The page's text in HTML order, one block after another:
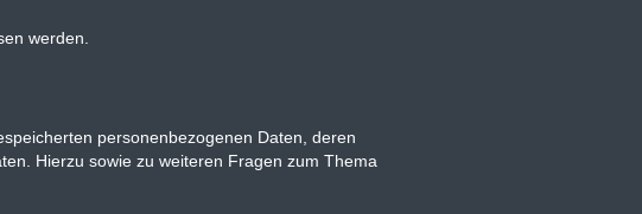
werden.
personenbezogenen Daten, deren
Hierzu sowie zu weiteren Fragen zum Thema